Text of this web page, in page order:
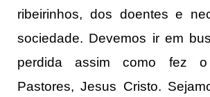
ribeirinhos, dos doentes e
sociedade. Devemos ir em
perdida assim como fez
Pastores, Jesus Cristo.